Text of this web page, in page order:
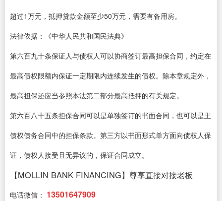
超过1万元，抵押贷款金额至少50万元，需要有备用房。
法律依据：《中华人民共和国民法典》
第六百九十条保证人与债权人可以协商签订最高担保合同，约定在
最高债权限额内保证一定期限内连续发生的债权。除本章规定外，
最高担保还应当参照本法第二部分最高抵押的有关规定。
第六百八十五条担保合同可以是单独签订的书面合同，也可以是主
债权债务合同中的担保条款。第三方以书面形式单方面向债权人保
证，债权人接受且无异议的，保证合同成立。
【MOLLIN BANK FINANCING】尊享直接对接老板
电话微信： 13501647909